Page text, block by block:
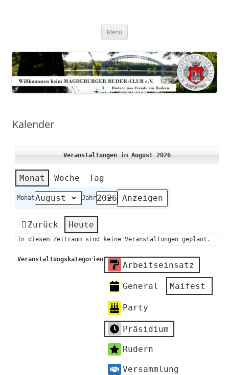
Menü
Kalender
Veranstaltungen im August 2026
Monat Woche Tag
Monat Jahr
Zurück Heute
In diesem Zeitraum sind keine Veranstaltungen geplant.
Veranstaltungskategorien
Arbeitseinsatz
General Maifest
Party
Präsidium
Rudern
Versammlung